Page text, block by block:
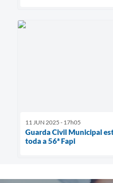
11 JUN 2025 - 17h05
Guarda Civil Municipal
toda a 56ª Fapi